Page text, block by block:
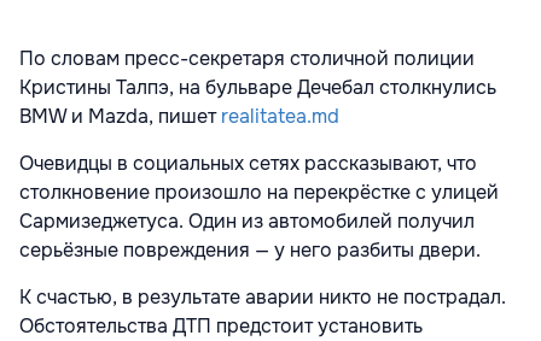
По словам пресс-секретаря столичной полиции
Кристины Талпэ, на бульваре Дечебал столкнулись
BMW и Mazda, пишетrealitatea.md
Очевидцы в социальных сетях рассказывают, что
столкновение произошло на перекрёстке с улицей
Сармизеджетуса. Один из автомобилей получил
серьёзные повреждения — у него разбиты двери.
К счастью, в результате аварии никто не пострадал.
Обстоятельства ДТП предстоит установить